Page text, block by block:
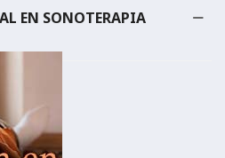
EN SONOTERAPIA